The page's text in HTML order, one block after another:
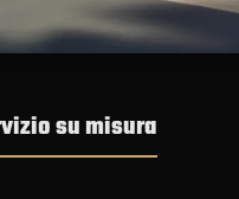
su misura